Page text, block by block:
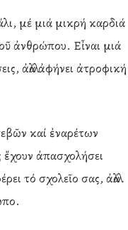
μέ μιά μικρή καρδιά
ἀνθρώπου. Εἶναι μιά
ἀλλά ἀφήνει ἀτροφική
καί ἐναρέτων
ἀπασχολήσει
τό σχολεῖο σας, ἀλλά